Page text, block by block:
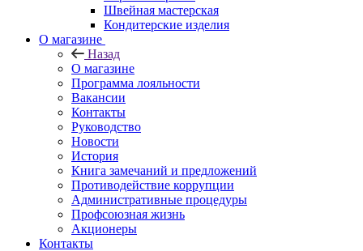
Швейная мастерская
Кондитерские изделия
О магазине
Назад
О магазине
Программа лояльности
Вакансии
Контакты
Руководство
Новости
История
Книга замечаний и предложений
Противодействие коррупции
Административные процедуры
Профсоюзная жизнь
Акционеры
Контакты